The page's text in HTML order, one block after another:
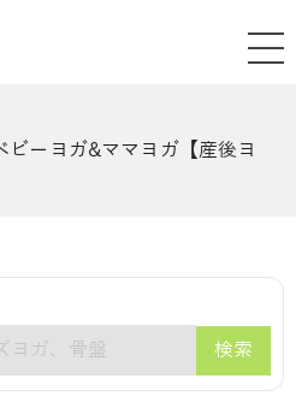
ビーヨガ&ママヨガ【産後ヨ
検索